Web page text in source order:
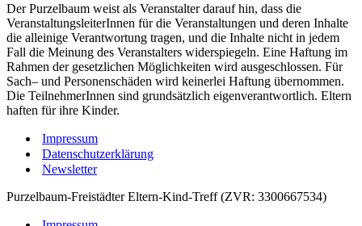
Der Purzelbaum weist als Veranstalter darauf hin, dass die
VeranstaltungsleiterInnen für die Veranstaltungen und deren Inhalte
die alleinige Verantwortung tragen, und die Inhalte nicht in jedem
Fall die Meinung des Veranstalters widerspiegeln. Eine Haftung im
Rahmen der gesetzlichen Möglichkeiten wird ausgeschlossen. Für
Sach– und Personenschäden wird keinerlei Haftung übernommen.
Die TeilnehmerInnen sind grundsätzlich eigenverantwortlich. Eltern
haften für ihre Kinder.
Impressum
Datenschutzerklärung
Newsletter
Purzelbaum-Freistädter Eltern-Kind-Treff (ZVR: 3300667534)